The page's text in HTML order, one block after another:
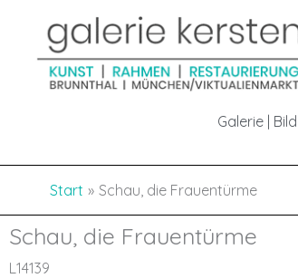
springen
springen
Galerie |
Start Schau, die Frauentürme
Schau, die Frauentürme
L14139